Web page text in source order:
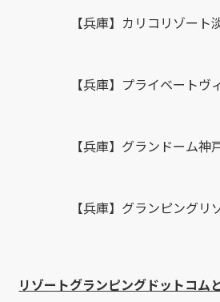
【兵庫】カリコリゾート
【兵庫】プライベート
【兵庫】グランドーム神
【兵庫】グランピングリ
リゾートグランピングドットコム